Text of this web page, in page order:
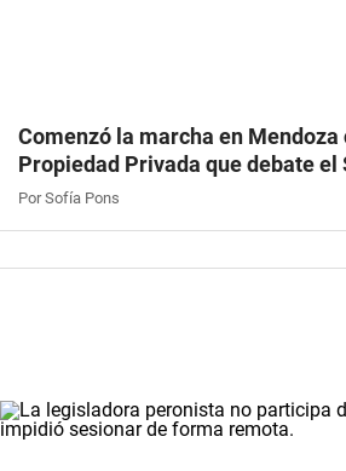
Comenzó la marcha en Mendoza
Propiedad Privada que debate el
Por Sofía Pons